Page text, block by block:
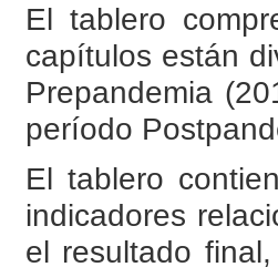
El tablero
capítulos están
Prepandemia
período
El tablero
indicadores
el resultado